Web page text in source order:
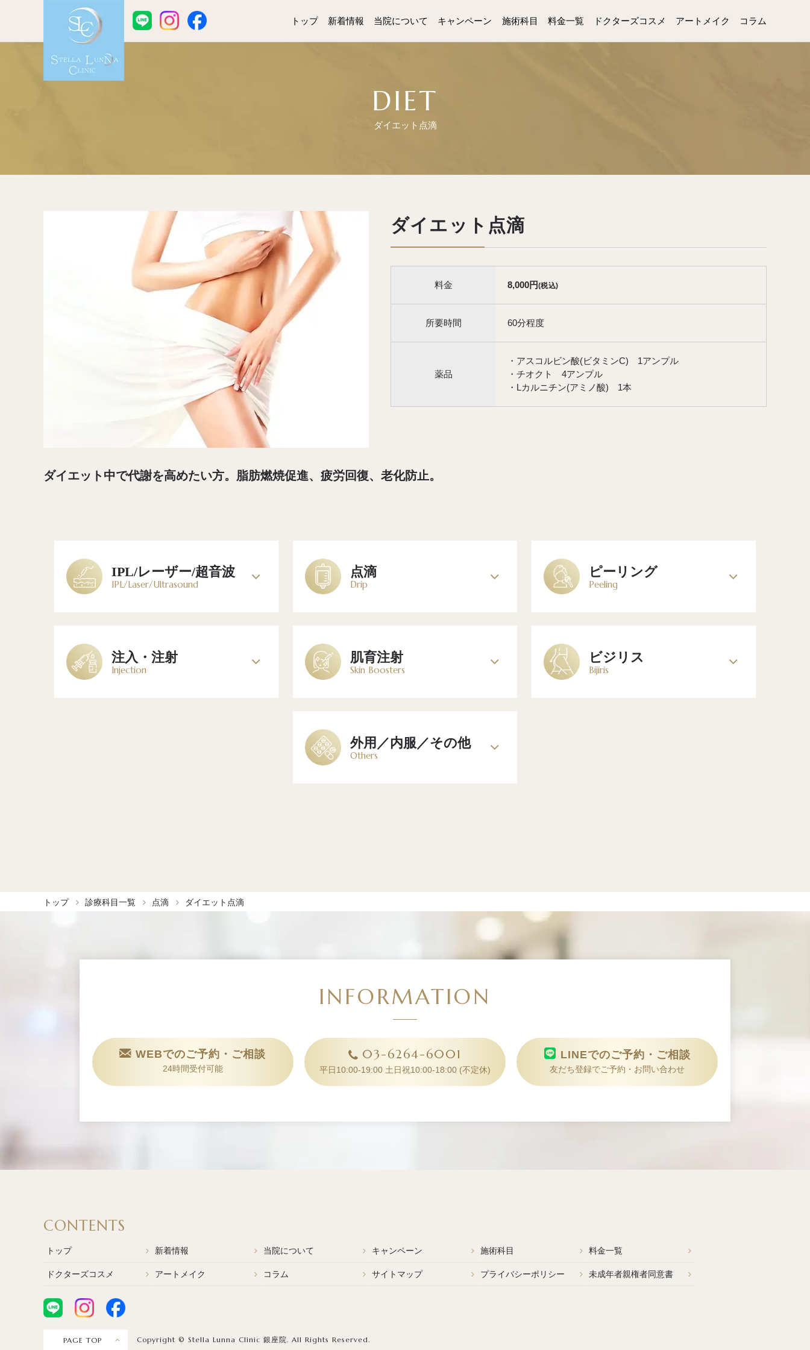
トップ 新着情報 当院について キャンペーン 施術科目 料金一覧 ドクターズコスメ アートメイク コラム
DIET
ダイエット点滴
ダイエット点滴
料金 8,000円(税込)
所要時間 60分程度
薬品
・アスコルビン酸(ビタミンC) 1アンプル
・チオクト 4アンプル
・Lカルニチン(アミノ酸) 1本
ダイエット中で代謝を高めたい方。脂肪燃焼促進、疲労回復、老化防止。
IPL/レーザー/超音波
IPL/Laser/Ultrasound
点滴
Drip
ピーリング
Peeling
注入・注射
Injection
肌育注射
Skin Boosters
ビジリス
Bijiris
外用／内服／その他
Others
トップ 診療科目一覧 点滴 ダイエット点滴
INFORMATION
WEBでのご予約・ご相談
24時間受付可能
03-6264-6001
平日10:00-19:00 土日祝10:00-18:00 (不定休)
LINEでのご予約・ご相談
友だち登録でご予約・お問い合わせ
CONTENTS
トップ 新着情報 当院について キャンペーン 施術科目 料金一覧
ドクターズコスメ アートメイク コラム サイトマップ プライバシーポリシー 未成年者親権者同意書
PAGE TOP Copyright © Stella Lunna Clinic 銀座院. All Rights Reserved.